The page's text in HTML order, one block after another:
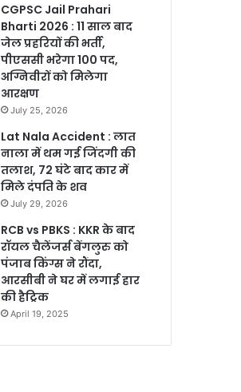
CGPSC Jail Prahari
Bharti 2026 : 11 साल बाद
जेल प्रहरियों की भर्ती,
पीएससी भरेगा 100 पद,
अग्निवीरों को मिलेगा
आरक्षण
July 25, 2026
Lat Nala Accident : लात
नाला में थम गई जिंदगी की
तलाश, 72 घंटे बाद कार में
मिले दंपति के शव
July 29, 2026
RCB vs PBKS : KKR के बाद
रॉयल चैलेंजर्स बेंगलुरु को
पंजाब किंग्स ने रौंदा,
आरसीबी ने घर में लगाई हार
की हैट्रिक
April 19, 2025